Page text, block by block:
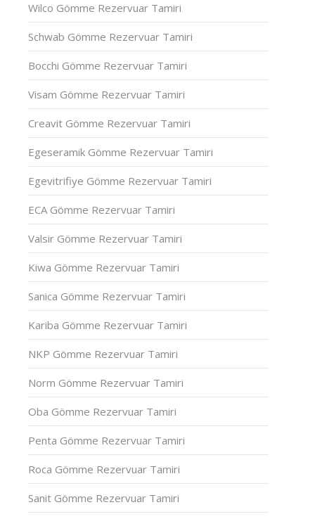
Wilco Gömme Rezervuar Tamiri
Schwab Gömme Rezervuar Tamiri
Bocchi Gömme Rezervuar Tamiri
Visam Gömme Rezervuar Tamiri
Creavit Gömme Rezervuar Tamiri
Egeseramik Gömme Rezervuar Tamiri
Egevitrifiye Gömme Rezervuar Tamiri
ECA Gömme Rezervuar Tamiri
Valsir Gömme Rezervuar Tamiri
Kiwa Gömme Rezervuar Tamiri
Sanica Gömme Rezervuar Tamiri
Kariba Gömme Rezervuar Tamiri
NKP Gömme Rezervuar Tamiri
Norm Gömme Rezervuar Tamiri
Oba Gömme Rezervuar Tamiri
Penta Gömme Rezervuar Tamiri
Roca Gömme Rezervuar Tamiri
Sanit Gömme Rezervuar Tamiri